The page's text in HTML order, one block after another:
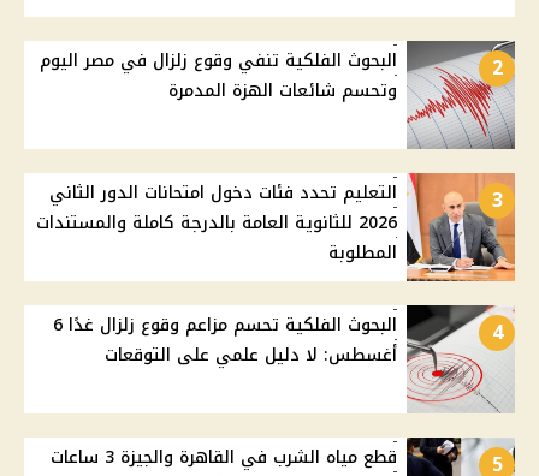
2
البحوث الفلكية تنفي وقوع زلزال في مصر اليوم
وتحسم شائعات الهزة المدمرة
3
التعليم تحدد فئات دخول امتحانات الدور الثاني
2026 للثانوية العامة بالدرجة كاملة والمستندات
المطلوبة
4
البحوث الفلكية تحسم مزاعم وقوع زلزال غدًا 6
أغسطس: لا دليل علمي على التوقعات
5
قطع مياه الشرب في القاهرة والجيزة 3 ساعات